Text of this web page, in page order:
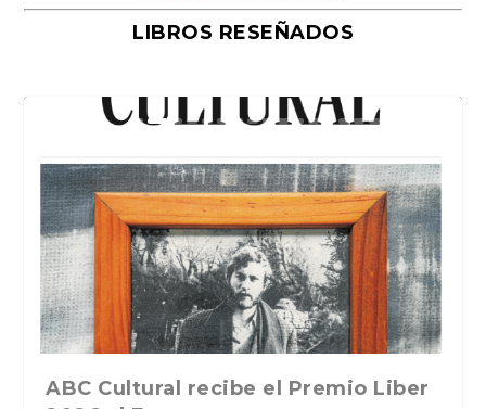
LIBROS RESEÑADOS
La verdadera odisea del espacio en
ABC Cultural recibe el Premio Liber
La cultura de la transgresión.